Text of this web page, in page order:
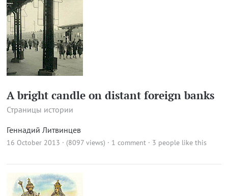
A bright candle on distant foreign banks
Страницы истории
Геннадий Литвинцев
16 October 2013 · (8097 views) · 1 comment · 3 people like this